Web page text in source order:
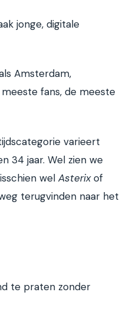
jonge, digitale
Amsterdam,
fans, de meeste
varieert
34 jaar. Wel zien we
wel Asterixof
terugvinden naar het
te praten zonder